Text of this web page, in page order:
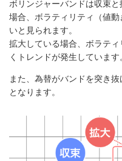
ボリンジャーバンドは収束
場合、ボラティリティ（値
いと見られます。
拡大している場合、ボラテ
くトレンドが発生しています
また、為替がバンドを突き
となります。